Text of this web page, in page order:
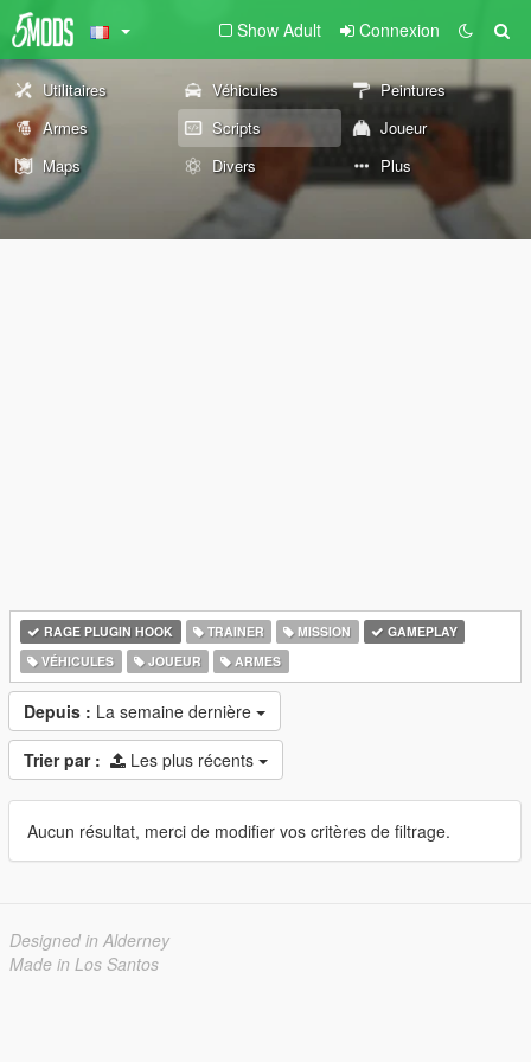
Show Adult Connexion
Utilitaires Véhicules
Peintures
Armes
Scripts
Joueur
Maps
Divers Plus
RAGE PLUGIN HOOK TRAINER MISSION
GAMEPLAY
VÉHICULES
JOUEUR ARMES
Depuis : La semaine dernière
Trier par : Les plus récents
Aucun résultat, merci de modifier vos critères de filtrage.
Designed in Alderney
Made in Los Santos